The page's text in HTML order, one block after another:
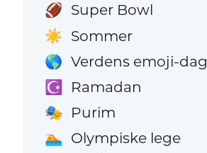
🏈 Super Bowl
☀️ Sommer
🌎 Verdens emoji-dag
☪️ Ramadan
🎭 Purim
🏊 Olympiske lege